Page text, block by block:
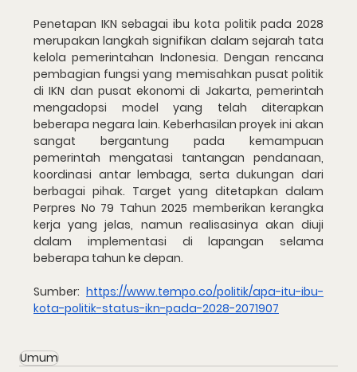
Penetapan IKN sebagai ibu kota politik pada 2028
merupakan langkah signifikan dalam sejarah tata
kelola pemerintahan Indonesia. Dengan rencana
pembagian fungsi yang memisahkan pusat politik
di IKN dan pusat ekonomi di Jakarta, pemerintah
mengadopsi model yang telah diterapkan
beberapa negara lain. Keberhasilan proyek ini akan
sangat bergantung pada kemampuan
pemerintah mengatasi tantangan pendanaan,
koordinasi antar lembaga, serta dukungan dari
berbagai pihak. Target yang ditetapkan dalam
Perpres No 79 Tahun 2025 memberikan kerangka
kerja yang jelas, namun realisasinya akan diuji
dalam implementasi di lapangan selama
beberapa tahun ke depan.
Sumber: https://www.tempo.co/politik/apa-itu-ibu-
kota-politik-status-ikn-pada-2028-2071907
Umum